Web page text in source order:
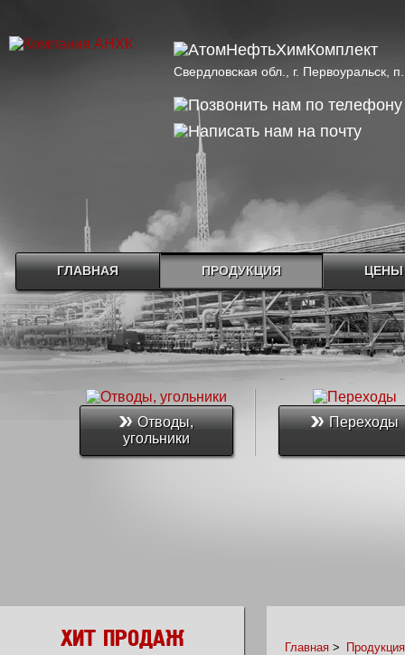
Свердловская обл., г. Первоуральск,
ГЛАВНАЯ ПРОДУКЦИЯ ЦЕНЫ
Отводы,
угольники
Переходы
ХИТ ПРОДАЖ Главная > Продукция